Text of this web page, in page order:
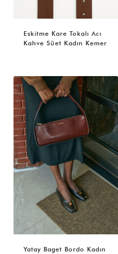
Eskitme Kare Tokalı Acı
Kahve Süet Kadın Kemer
Yatay Baget Bordo Kadın